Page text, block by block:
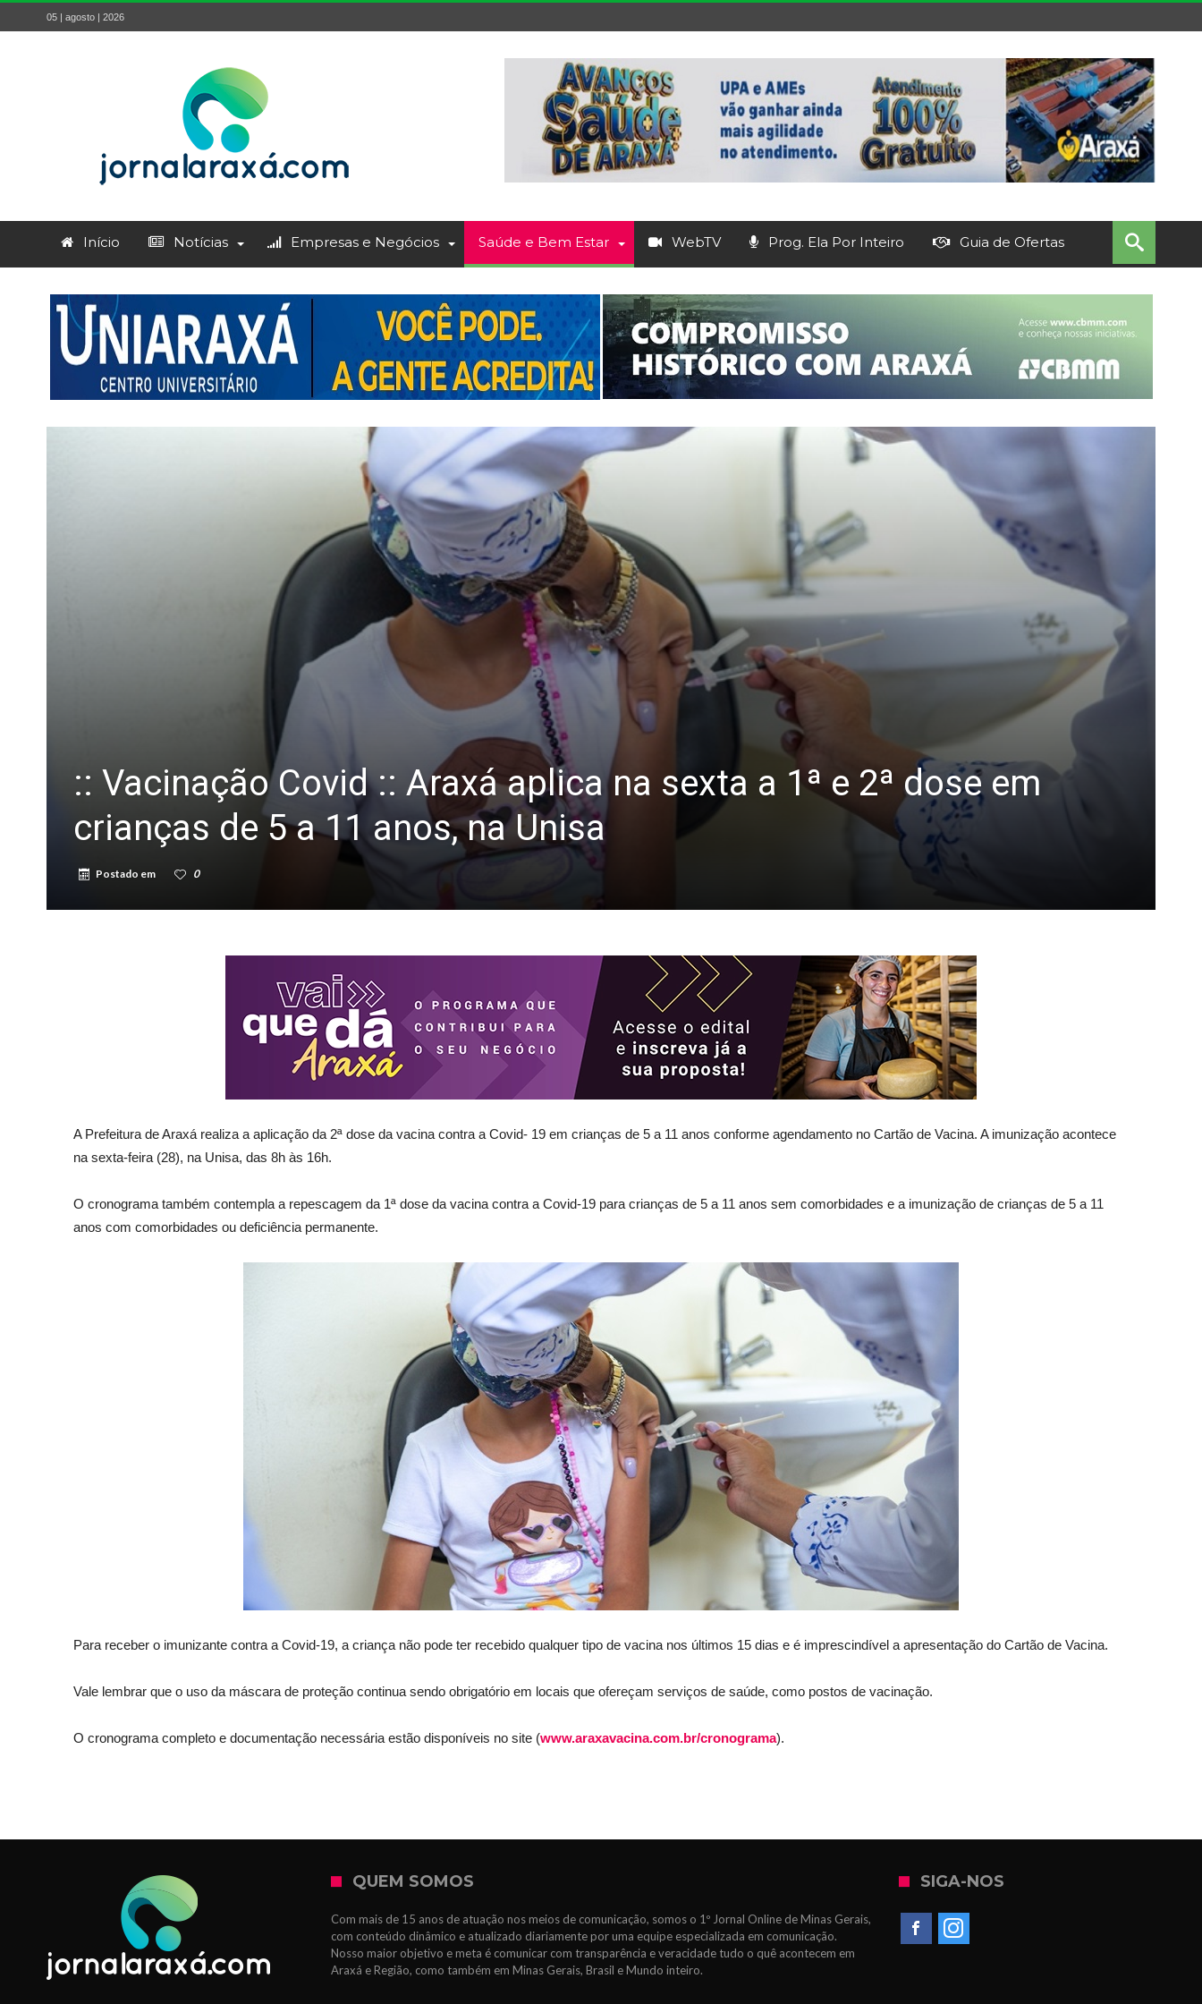
05 | agosto | 2026
Início Notícias Empresas e Negócios Saúde e Bem Estar WebTV Prog. Ela Por Inteiro Guia de Ofertas
:: Vacinação Covid :: Araxá aplica na sexta a 1ª e 2ª dose em
crianças de 5 a 11 anos, na Unisa
Postado em 0
A Prefeitura de Araxá realiza a aplicação da 2ª dose da vacina contra a Covid- 19 em crianças de 5 a 11 anos conforme agendamento no Cartão de Vacina. A imunização acontece
na sexta-feira (28), na Unisa, das 8h às 16h.
O cronograma também contempla a repescagem da 1ª dose da vacina contra a Covid-19 para crianças de 5 a 11 anos sem comorbidades e a imunização de crianças de 5 a 11
anos com comorbidades ou deficiência permanente.
Para receber o imunizante contra a Covid-19, a criança não pode ter recebido qualquer tipo de vacina nos últimos 15 dias e é imprescindível a apresentação do Cartão de Vacina.
Vale lembrar que o uso da máscara de proteção continua sendo obrigatório em locais que ofereçam serviços de saúde, como postos de vacinação.
O cronograma completo e documentação necessária estão disponíveis no site (www.araxavacina.com.br/cronograma).
QUEM SOMOS
Com mais de 15 anos de atuação nos meios de comunicação, somos o 1º Jornal Online de Minas Gerais,
com conteúdo dinâmico e atualizado diariamente por uma equipe especializada em comunicação.
Nosso maior objetivo e meta é comunicar com transparência e veracidade tudo o quê acontecem em
Araxá e Região, como também em Minas Gerais, Brasil e Mundo inteiro.
SIGA-NOS